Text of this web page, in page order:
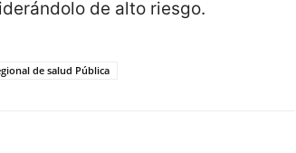
de alto riesgo.
de salud Pública